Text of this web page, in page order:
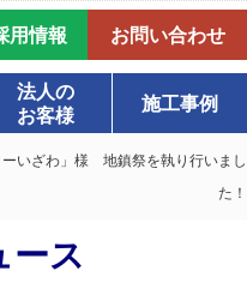
用情報 お問い合わせ
法人の
お客様
施工事例
ーいざわ」様 地鎮祭を執り行いまし
た！
ース